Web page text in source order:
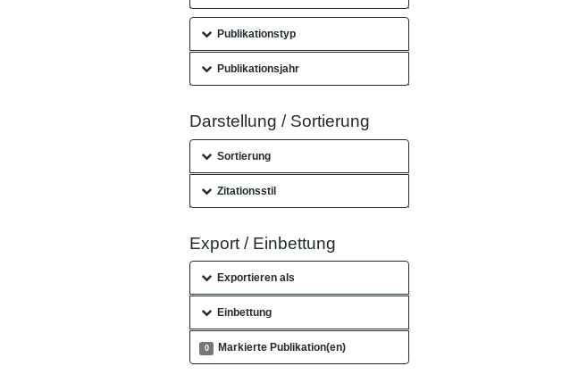
Publikationstyp
Publikationsjahr
Darstellung / Sortierung
Sortierung
Zitationsstil
Export / Einbettung
Exportieren als
Einbettung
0 Markierte Publikation(en)